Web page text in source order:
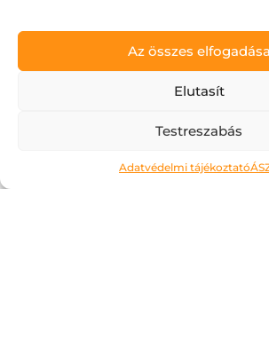
Az összes elfogadása
Elutasít
Testreszabás
Adatvédelmi tájékoztató